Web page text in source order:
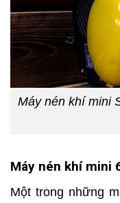
Máy nén khí mini
Máy nén khí mini
Một trong những